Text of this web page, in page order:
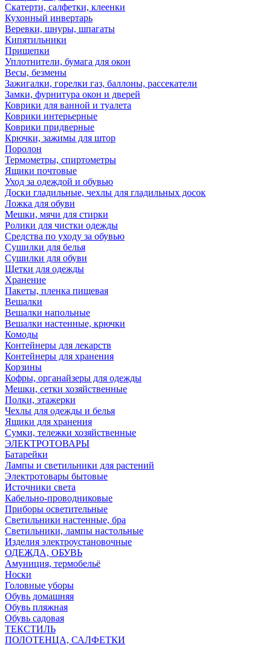
Скатерти, салфетки, клеенки
Кухонный инвертарь
Веревки, шнуры, шпагаты
Кипятильники
Прищепки
Уплотнители, бумага для окон
Весы, безмены
Зажигалки, горелки газ, баллоны, рассекатели
Замки, фурнитура окон и дверей
Коврики для ванной и туалета
Коврики интерьерные
Коврики придверные
Крючки, зажимы для штор
Поролон
Термометры, спиртометры
Ящики почтовые
Уход за одеждой и обувью
Доски гладильные, чехлы для гладильных досок
Ложка для обуви
Мешки, мячи для стирки
Ролики для чистки одежды
Средства по уходу за обувью
Сушилки для белья
Сушилки для обуви
Щетки для одежды
Хранение
Пакеты, пленка пищевая
Вешалки
Вешалки напольные
Вешалки настенные, крючки
Комоды
Контейнеры для лекарств
Контейнеры для хранения
Корзины
Кофры, органайзеры для одежды
Мешки, сетки хозяйственные
Полки, этажерки
Чехлы для одежды и белья
Ящики для хранения
Сумки, тележки хозяйственные
ЭЛЕКТРОТОВАРЫ
Батарейки
Лампы и светильники для растений
Электротовары бытовые
Источники света
Кабельно-проводниковые
Приборы осветительные
Светильники настенные, бра
Светильники, лампы настольные
Изделия электроустановочные
ОДЕЖДА, ОБУВЬ
Амуниция, термобельё
Носки
Головные уборы
Обувь домашняя
Обувь пляжная
Обувь садовая
ТЕКСТИЛЬ
ПОЛОТЕНЦА, САЛФЕТКИ